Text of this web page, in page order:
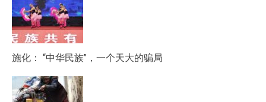
施化： “中华民族”，一个天大的骗局